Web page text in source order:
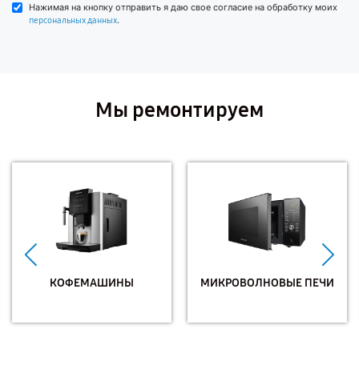
Нажимая на кнопку отправить я даю свое согласие на обработку моих
персональных данных.
Мы ремонтируем
КОФЕМАШИНЫ МИКРОВОЛНОВЫЕ ПЕЧИ